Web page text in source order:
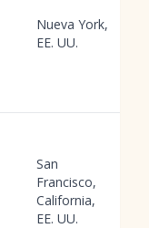
Nueva York,
EE. UU.
San
Francisco,
California,
EE. UU.